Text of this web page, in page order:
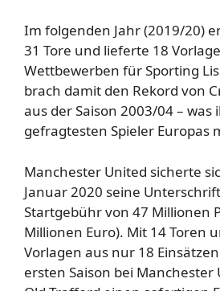
Im folgenden Jahr (2019/20)
31 Tore und lieferte 18
Wettbewerben für Sporting
brach damit den Rekord von
aus der Saison 2003/04 –
gefragtesten Spieler Europas
Manchester United sicherte
Januar 2020 seine
Startgebühr von 47 Millionen
Millionen Euro). Mit 14 Toren
Vorlagen aus nur 18
ersten Saison bei